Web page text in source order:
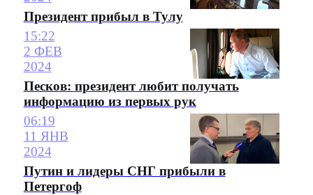
Президент прибыл в Тулу
15:22
2 ФЕВ
2024
Песков: президент любит получать
информацию из первых рук
06:19
11 ЯНВ
2024
Путин и лидеры СНГ прибыли в
Петергоф